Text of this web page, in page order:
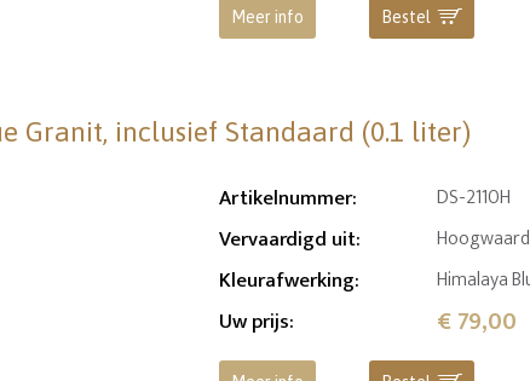
Meer info Bestel
Granit, inclusief Standaard (0.1 liter)
Artikelnummer: DS-2110H
Vervaardigd uit:
Kleurafwerking: Himalaya
Uw prijs: € 79,00